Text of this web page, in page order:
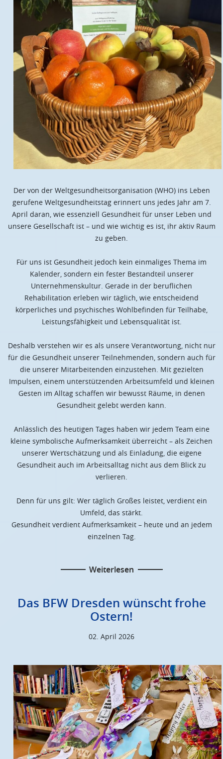
Der von der Weltgesundheitsorganisation (WHO) ins Leben
gerufene Weltgesundheitstag erinnert uns jedes Jahr am 7.
April daran, wie essenziell Gesundheit für unser Leben und
unsere Gesellschaft ist – und wie wichtig es ist, ihr aktiv Raum
zu geben.
Für uns ist Gesundheit jedoch kein einmaliges Thema im
Kalender, sondern ein fester Bestandteil unserer
Unternehmenskultur. Gerade in der beruflichen
Rehabilitation erleben wir täglich, wie entscheidend
körperliches und psychisches Wohlbefinden für Teilhabe,
Leistungsfähigkeit und Lebensqualität ist.
Deshalb verstehen wir es als unsere Verantwortung, nicht nur
für die Gesundheit unserer Teilnehmenden, sondern auch für
die unserer Mitarbeitenden einzustehen. Mit gezielten
Impulsen, einem unterstützenden Arbeitsumfeld und kleinen
Gesten im Alltag schaffen wir bewusst Räume, in denen
Gesundheit gelebt werden kann.
Anlässlich des heutigen Tages haben wir jedem Team eine
kleine symbolische Aufmerksamkeit überreicht – als Zeichen
unserer Wertschätzung und als Einladung, die eigene
Gesundheit auch im Arbeitsalltag nicht aus dem Blick zu
verlieren.
Denn für uns gilt: Wer täglich Großes leistet, verdient ein
Umfeld, das stärkt.
Gesundheit verdient Aufmerksamkeit – heute und an jedem
einzelnen Tag.
Weiterlesen
Das BFW Dresden wünscht frohe
Ostern!
02. April 2026